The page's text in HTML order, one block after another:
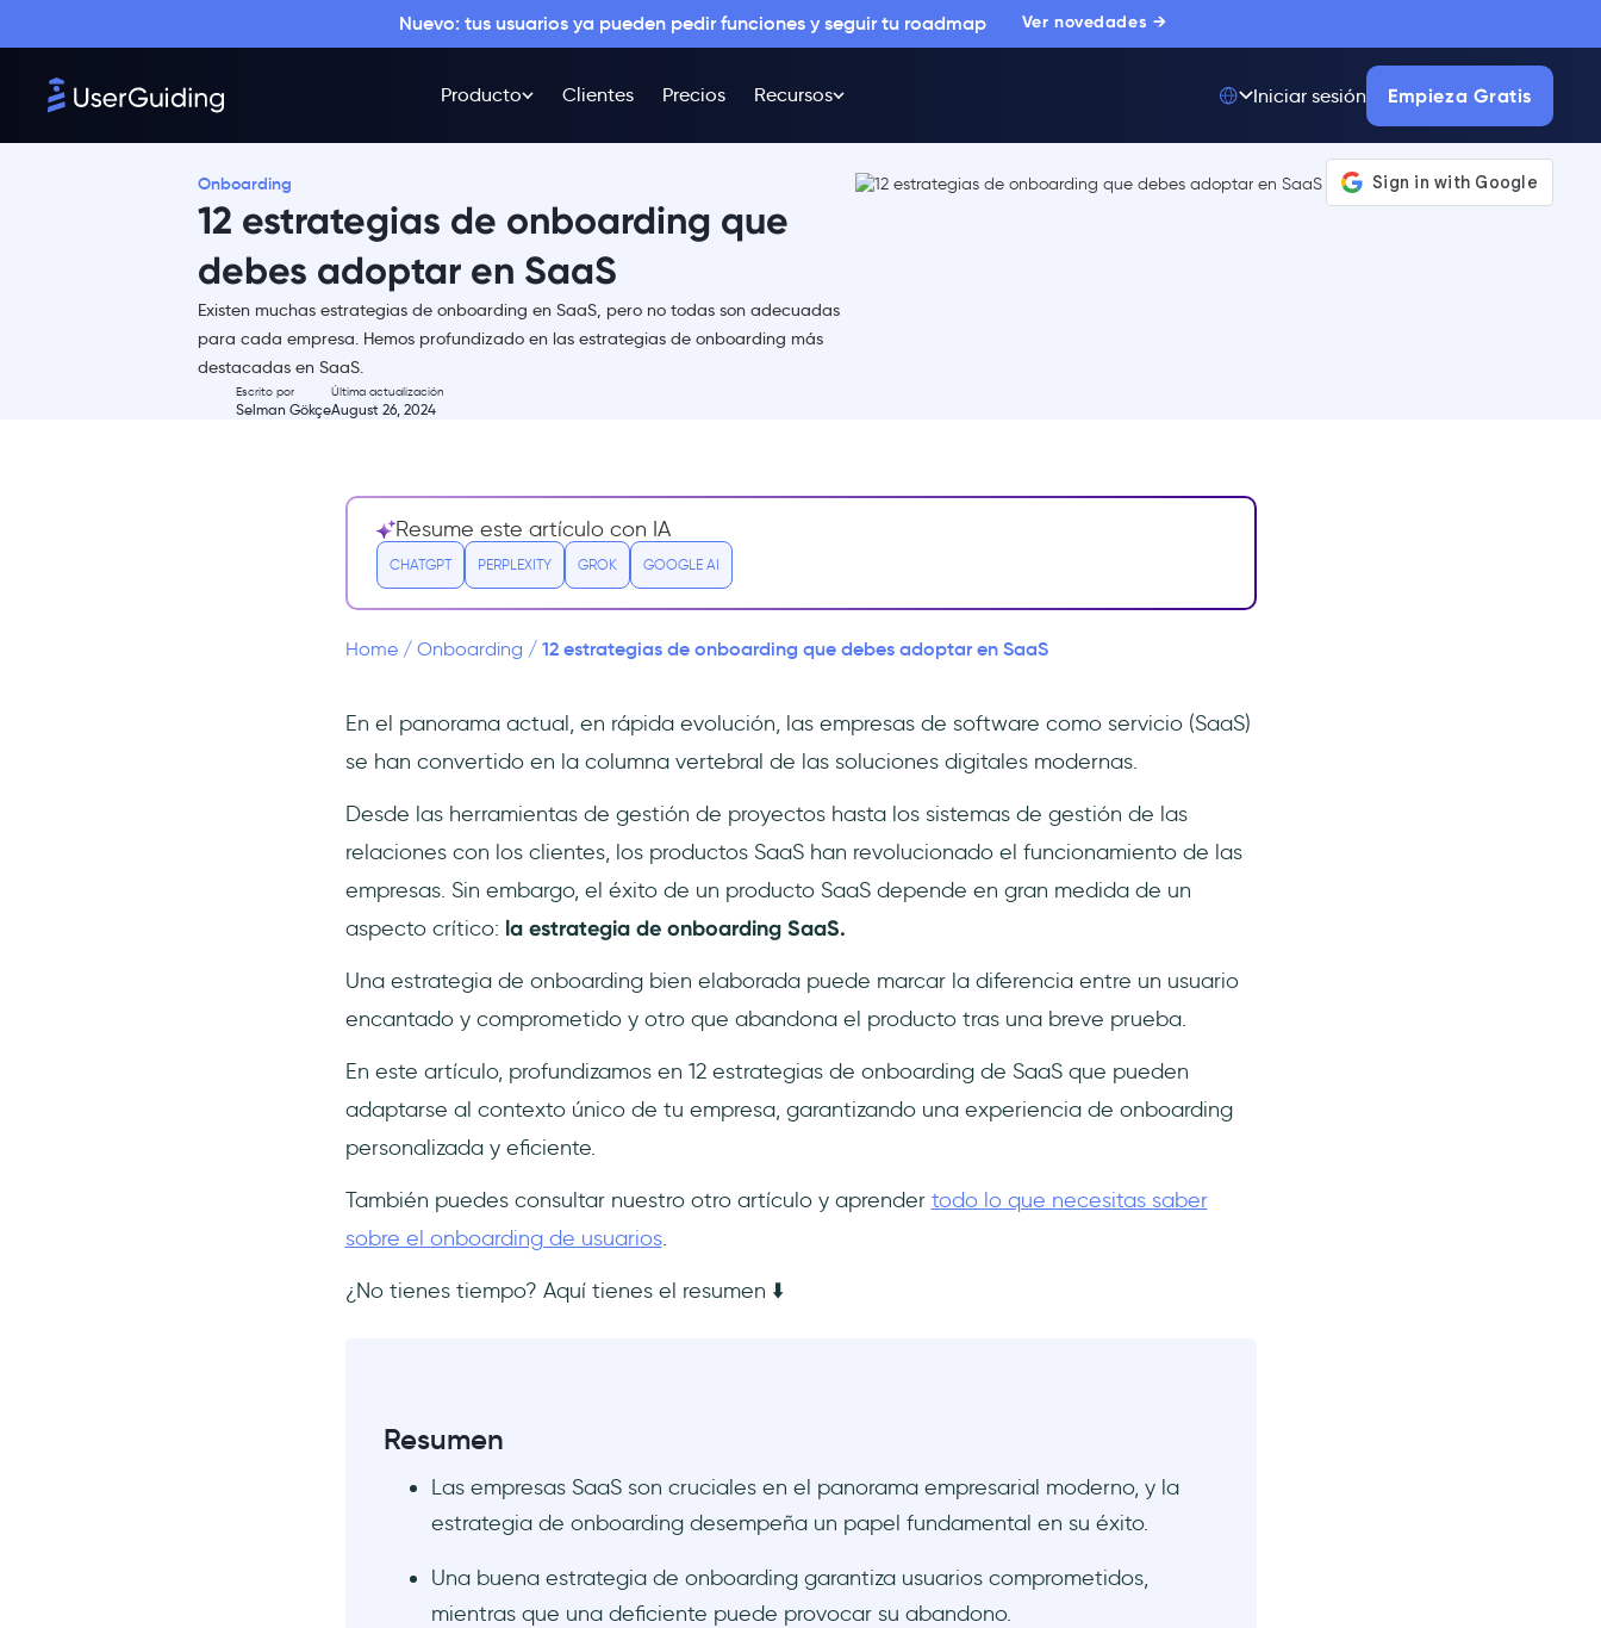
Nuevo: tus usuarios ya pueden pedir funciones y seguir tu roadmap Ver novedades →
Producto Clientes Precios Recursos Iniciar sesión Empieza Gratis
Onboarding
12 estrategias de onboarding que
debes adoptar en SaaS
Existen muchas estrategias de onboarding en SaaS, pero no todas son adecuadas
para cada empresa. Hemos profundizado en las estrategias de onboarding más
destacadas en SaaS.
Escrito por
Selman Gökçe
Última actualización
August 26, 2024
Las 12 mejores estrategias de
onboarding de SaaS
1- Onboarding personalizado:
Un cambio de juego para el
Resume este artículo con IA
CHATGPT PERPLEXITY GROK GOOGLE AI
Home/ Onboarding / 12 estrategias de onboarding que debes adoptar en SaaS
En el panorama actual, en rápida evolución, las empresas de software como servicio (SaaS)
se han convertido en la columna vertebral de las soluciones digitales modernas.
Desde las herramientas de gestión de proyectos hasta los sistemas de gestión de las
relaciones con los clientes, los productos SaaS han revolucionado el funcionamiento de las
empresas. Sin embargo, el éxito de un producto SaaS depende en gran medida de un
aspecto crítico: la estrategia de onboarding SaaS.
Una estrategia de onboarding bien elaborada puede marcar la diferencia entre un usuario
encantado y comprometido y otro que abandona el producto tras una breve prueba.
En este artículo, profundizamos en 12 estrategias de onboarding de SaaS que pueden
adaptarse al contexto único de tu empresa, garantizando una experiencia de onboarding
personalizada y eficiente.
También puedes consultar nuestro otro artículo y aprender todo lo que necesitas saber
sobre el onboarding de usuarios.
¿No tienes tiempo? Aquí tienes el resumen ⬇️
Resumen
Las empresas SaaS son cruciales en el panorama empresarial moderno, y la
estrategia de onboarding desempeña un papel fundamental en su éxito.
Una buena estrategia de onboarding garantiza usuarios comprometidos,
mientras que una deficiente puede provocar su abandono.